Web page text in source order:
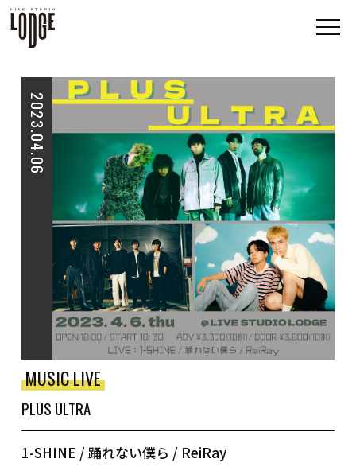
2023.04.06
MUSIC LIVE
PLUS ULTRA
1-SHINE / 踊れない僕ら / ReiRay